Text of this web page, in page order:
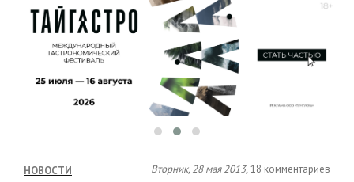
НОВОСТИ Вторник, 28 мая 2013,18 комментариев